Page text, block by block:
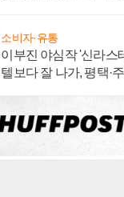
소비자·유통
이부진 야심작 '신라스
텔보다 잘 나가, 평택·